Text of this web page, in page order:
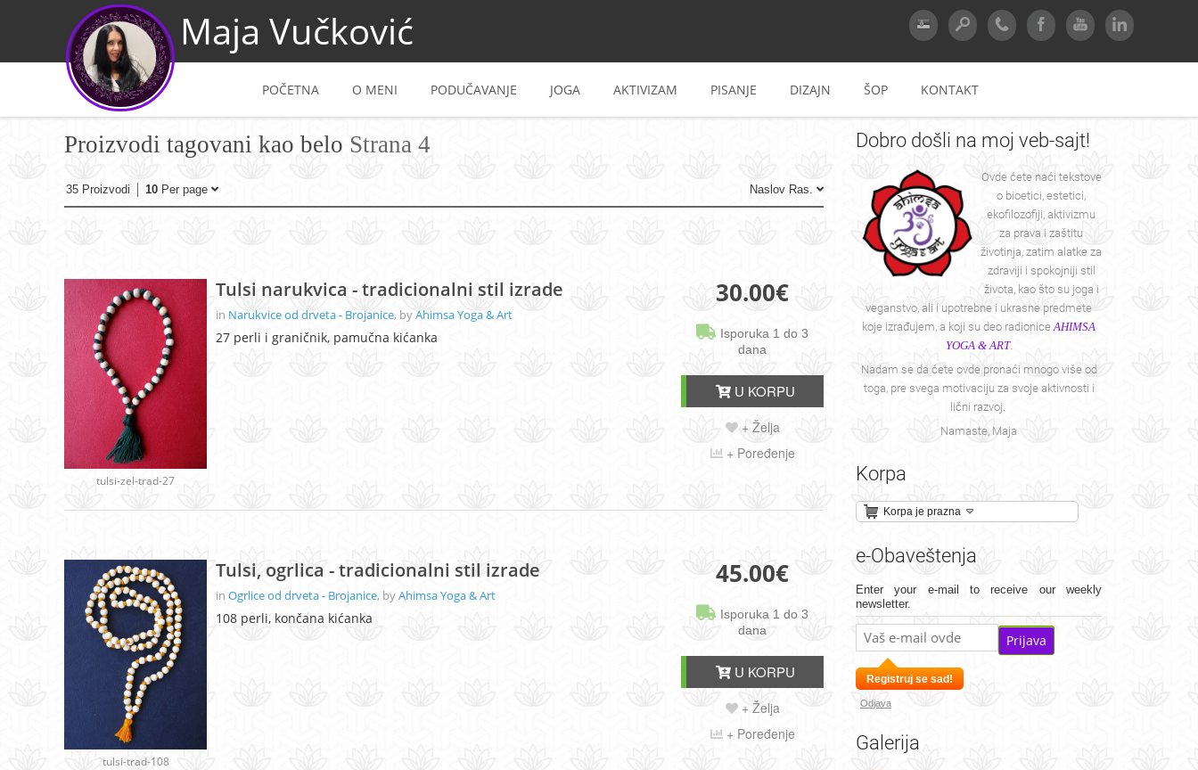
Maja Vučković
POČETNA O MENI PODUČAVANJE JOGA AKTIVIZAM PISANJE DIZAJN ŠOP KONTAKT
Proizvodi tagovani kao belo Strana 4
35 Proizvodi 10 Per page Naslov Ras.
tulsi-zel-trad-27
Tulsi narukvica - tradicionalni stil izrade
in Narukvice od drveta - Brojanice, byAhimsa Yoga & Art
27 perli i graničnik, pamučna kićanka
30.00€
Isporuka 1 do 3
dana
U KORPU
+ Želja
+ Poređenje
tulsi-trad-108
Tulsi, ogrlica - tradicionalni stil izrade
in Ogrlice od drveta - Brojanice, byAhimsa Yoga & Art
108 perli, končana kićanka
45.00€
Isporuka 1 do 3
dana
U KORPU
+ Želja
+ Poređenje
Dobro došli na moj veb-sajt!
Ovde ćete naći tekstove
o bioetici, estetici,
ekofilozofiji, aktivizmu
za prava i zaštitu
životinja, zatim alatke za
zdraviji i spokojniji stil
života, kao što su joga i
veganstvo, ali i upotrebne i ukrasne predmete
koje izrađujem, a koji su deo radioniceAHIMSA
YOGA & ART.
Nadam se da ćete ovde pronaći mnogo više od
toga, pre svega motivaciju za svoje aktivnosti i
lični razvoj.
Namaste, Maja
Korpa
Korpa je prazna
e-Obaveštenja
Enter your e-mail to receive our weekly
newsletter.
Prijava
Registruj se sad!
Odjava
Galerija